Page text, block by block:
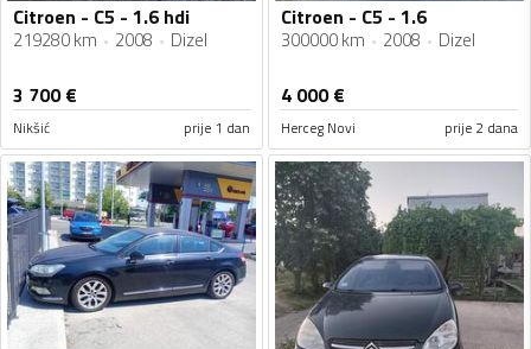
Citroen - C5 - 1.6 hdi
219280 km 2008 Dizel
3 700€
Nikšić prije 1 dan
Citroen - C5 - 1.6
300000 km 2008 Dizel
4 000€
Herceg Novi prije 2 dana